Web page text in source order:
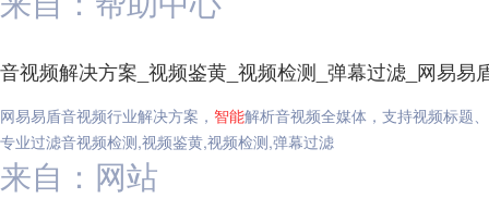
音视频解决方案_视频鉴黄_视频检测_弹幕过滤_网易易
网易易盾音视频行业解决方案， 智能解析音视频全媒体，支持视频标题
专业过滤音视频检测,视频鉴黄,视频检测,弹幕过滤
来自：网站